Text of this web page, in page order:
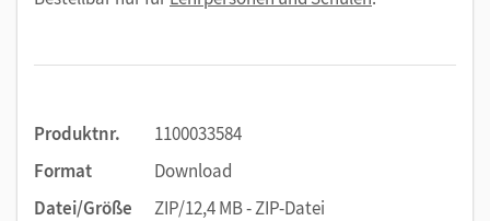
Produktnr.
1100033584
Format
Download
Datei/Größe
ZIP/12,4 MB - ZIP-Datei